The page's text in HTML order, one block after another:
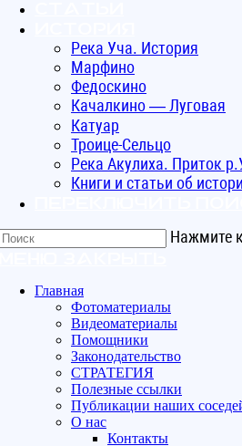
Река Уча. История
Марфино
Федоскино
Качалкино — Луговая
Катуар
Троице-Сельцо
Река Акулиха. Приток
Книги и статьи об
Нажмите
Главная
Фотоматериалы
Видеоматериалы
Помощники
Законодательство
СТРАТЕГИЯ
Полезные ссылки
Публикации наших
О нас
Контакты